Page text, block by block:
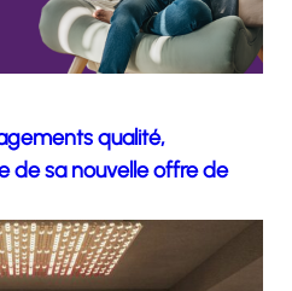
qualité,
de sa nouvelle offre de